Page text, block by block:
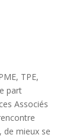
TPE,
part
Associés
de mieux se